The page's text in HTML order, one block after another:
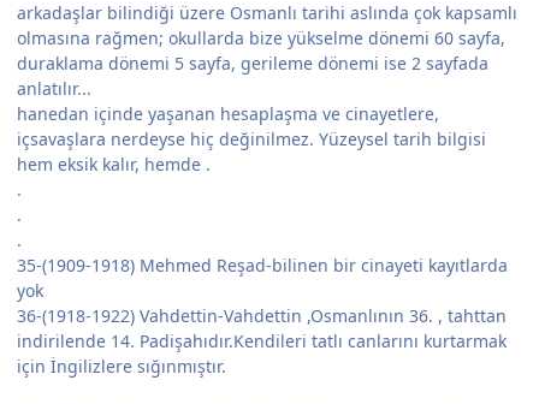
arkadaşlar bilindiği üzere Osmanlı tarihi aslında çok kapsamlı
olmasına rağmen; okullarda bize yükselme dönemi 60 sayfa,
duraklama dönemi 5 sayfa, gerileme dönemi ise 2 sayfada
anlatılır...
hanedan içinde yaşanan hesaplaşma ve cinayetlere,
içsavaşlara nerdeyse hiç değinilmez. Yüzeysel tarih bilgisi
hem eksik kalır, hemde .
.
.
.
35-(1909-1918) Mehmed Reşad-bilinen bir cinayeti kayıtlarda
yok
36-(1918-1922) Vahdettin-Vahdettin ,Osmanlının 36. , tahttan
indirilende 14. Padişahıdır.Kendileri tatlı canlarını kurtarmak
için İngilizlere sığınmıştır.